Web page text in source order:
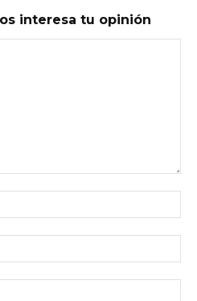
interesa tu opinión